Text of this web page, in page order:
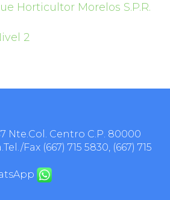
Horticultor Morelos S.P.R.
2
Nte.Col. Centro C.P. 80000
Fax (667) 715 5830, (667) 715